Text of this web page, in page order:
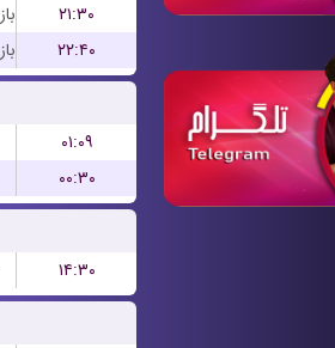
۲۱:۳۰
۲۲:۴۰
۰۱:۰۹
۰۰:۳۰
۱۴:۳۰